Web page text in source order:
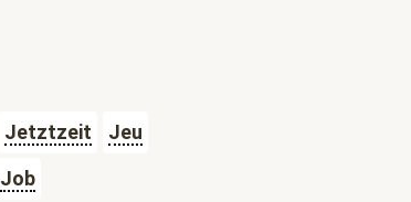
Jetztzeit
Jeu
Job